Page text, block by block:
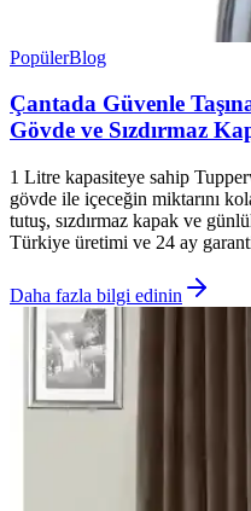
PopülerBlog
Çantada Güvenle
Gövde ve Sızdırmaz
1 Litre kapasiteye sahip
gövde ile içeceğin miktarını
tutuş, sızdırmaz kapak ve
Türkiye üretimi ve 24 ay
Daha fazla bilgi edinin